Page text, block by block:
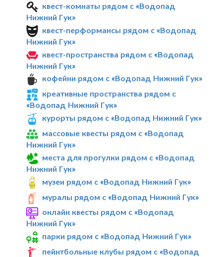
квест-комнаты рядом с «Водопад
Нижний Гук»
квест-перформансы рядом с «Водопад
Нижний Гук»
квест-пространства рядом с «Водопад
Нижний Гук»
кофейни рядом с «Водопад Нижний Гук»
креативные пространства рядом с
«Водопад Нижний Гук»
курорты рядом с «Водопад Нижний Гук»
массовые квесты рядом с «Водопад
Нижний Гук»
места для прогулки рядом с «Водопад
Нижний Гук»
музеи рядом с «Водопад Нижний Гук»
муралы рядом с «Водопад Нижний Гук»
онлайн квесты рядом с «Водопад
Нижний Гук»
парки рядом с «Водопад Нижний Гук»
пейнтбольные клубы рядом с «Водопад